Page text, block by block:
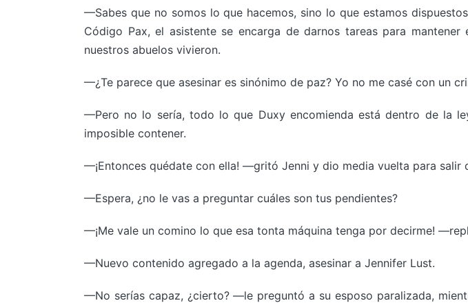
—Sabes que no somos lo que hacemos, sino lo que estamos
Código Pax, el asistente se encarga de darnos tareas para
nuestros abuelos vivieron.
—¿Te parece que asesinar es sinónimo de paz? Yo no me casé con un
—Pero no lo sería, todo lo que Duxy encomienda está dentro de la
imposible contener.
—¡Entonces quédate con ella! —gritó Jenni y dio media vuelta para salir
—Espera, ¿no le vas a preguntar cuáles son tus pendientes?
—¡Me vale un comino lo que esa tonta máquina tenga por decirme!
—Nuevo contenido agregado a la agenda, asesinar a Jennifer Lust.
—No serías capaz, ¿cierto? —le preguntó a su esposo paralizada,